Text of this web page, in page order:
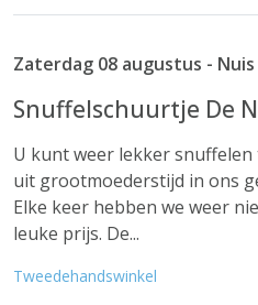
Zaterdag 08 augustus - Nuis
Snuffelschuurtje De
U kunt weer lekker
uit grootmoederstijd in ons
Elke keer hebben we weer
leuke prijs. De...
Tweedehandswinkel